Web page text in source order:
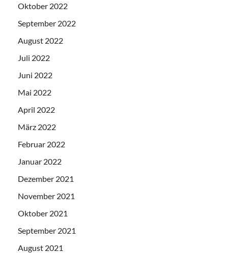
Oktober 2022
September 2022
August 2022
Juli 2022
Juni 2022
Mai 2022
April 2022
März 2022
Februar 2022
Januar 2022
Dezember 2021
November 2021
Oktober 2021
September 2021
August 2021